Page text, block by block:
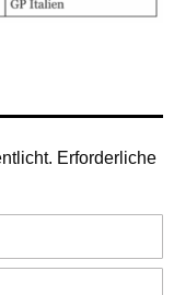
Erforderliche